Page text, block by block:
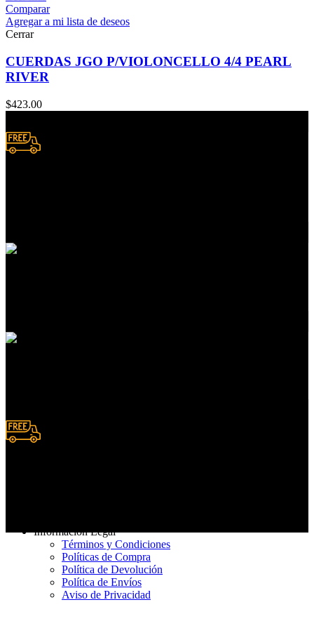
Comparar
Agregar a mi lista de deseos
Cerrar
CUERDAS JGO P/VIOLONCELLO 4/4 PEARL
RIVER
$423.00
Información Legal
Términos y Condiciones
Políticas de Compra
Política de Devolución
Política de Envíos
Aviso de Privacidad